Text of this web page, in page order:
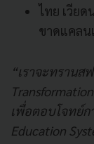
ไทย เวีย
ขาดแคลน
“เราจะทรานส
เพื่อตอบโจทย์ก
Education